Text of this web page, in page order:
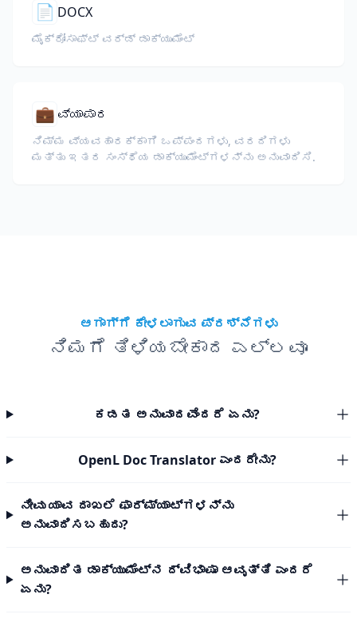
📄 DOCX
ಮೈಕ್ರೋಸಾಫ್ಟ್ ವರ್ಡ್ ಡಾಕ್ಯುಮೆಂಟ್
💼 ವ್ಯಾಪಾರ
ನಿಮ್ಮ ವ್ಯವಹಾರಕ್ಕಾಗಿ ಒಪ್ಪಂದಗಳು, ವರದಿಗಳು
ಮತ್ತು ಇತರ ಸಂಸ್ಥೆಯ ಡಾಕ್ಯುಮೆಂಟ್‌ಗಳನ್ನು ಅನುವಾದಿಸಿ.
ಆಗಾಗ್ಗೆ ಕೇಳಲಾಗುವ ಪ್ರಶ್ನೆಗಳು
ನಿಮಗೆ ತಿಳಿಯಬೇಕಾದ ಎಲ್ಲವೂ
ಕಡತ ಅನುವಾದವೆಂದರೆ ಏನು?
OpenL Doc Translator ಎಂದರೇನು?
ನೀವು ಯಾವ ದಾಖಲೆ ಫಾರ್ಮ್ಯಾಟ್‌ಗಳನ್ನು
ಅನುವಾದಿಸಬಹುದು?
ಅನುವಾದಿತ ಡಾಕ್ಯುಮೆಂಟ್‌ನ ದ್ವಿಭಾಷಾ ಆವೃತ್ತಿ ಎಂದರೆ
ಏನು?